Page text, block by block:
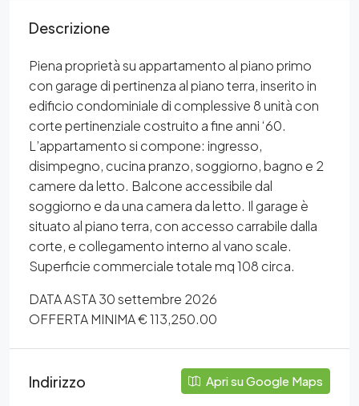
Descrizione
Piena proprietà su appartamento al piano primo
con garage di pertinenza al piano terra, inserito in
edificio condominiale di complessive 8 unità con
corte pertinenziale costruito a fine anni ‘60.
L’appartamento si compone: ingresso,
disimpegno, cucina pranzo, soggiorno, bagno e 2
camere da letto. Balcone accessibile dal
soggiorno e da una camera da letto. Il garage è
situato al piano terra, con accesso carrabile dalla
corte, e collegamento interno al vano scale.
Superficie commerciale totale mq 108 circa.
DATA ASTA 30 settembre 2026
OFFERTA MINIMA € 113,250.00
Indirizzo Apri su Google Maps